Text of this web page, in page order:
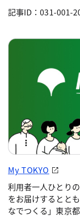
記事ID：031-001-
My TOKYO
利用者一人ひとり
をお届けするとと
なでつくる」東京